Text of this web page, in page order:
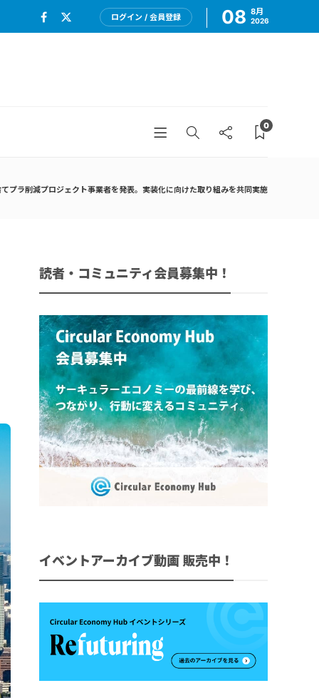
ログイン / 会員登録 08 8月
2026
0
プラ削減プロジェクト事業者を発表。実装化に向けた取り組みを共同実施
読者・コミュニティ会員募集中！
イベントアーカイブ動画 販売中！